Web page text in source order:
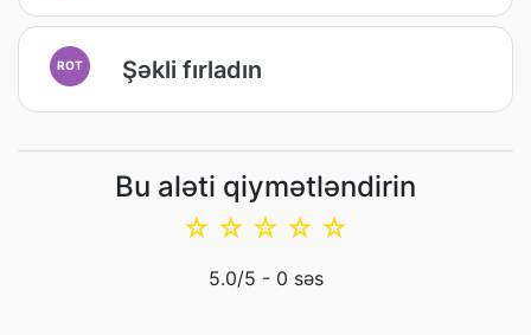
ROT Şəkli fırladın
Bu aləti qiymətləndirin
☆
☆
☆
☆
☆
5.0/5 - 0 səs